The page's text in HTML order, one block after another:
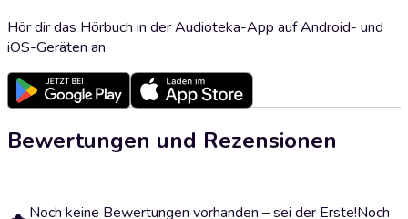
Hör dir das Hörbuch in der Audioteka-App auf Android- und
iOS-Geräten an
Bewertungen und Rezensionen
Noch keine Bewertungen vorhanden – sei der Erste!Noch